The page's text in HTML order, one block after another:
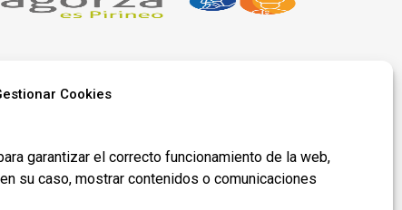
Cookies
garantizar el correcto funcionamiento de la web,
su caso, mostrar contenidos o comunicaciones
redes​